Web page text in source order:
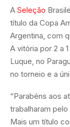
A Seleção
título da Copa
Argentina, com
A vitória por 2 a
Luque, no
no torneio e a
“Parabéns aos
trabalharam
Mais um título